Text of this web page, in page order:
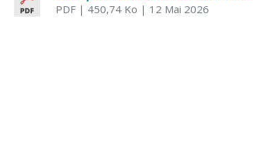
PDF | 450,74 Ko | 12 Mai 2026